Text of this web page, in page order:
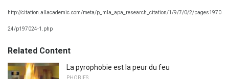
http://citation.allacademic.com/meta/p_mla_apa_research_citation/1/9/7/0/2/pages1970
24/p197024-1.php
Related Content
La pyrophobie est la peur du feu
PHOBIES